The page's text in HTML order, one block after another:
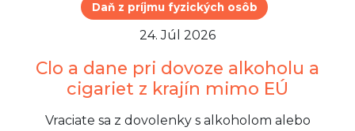
Daň z príjmu fyzických osôb
24. Júl 2026
Clo a dane pri dovoze alkoholu a
cigariet z krajín mimo EÚ
Vraciate sa z dovolenky s alkoholom alebo